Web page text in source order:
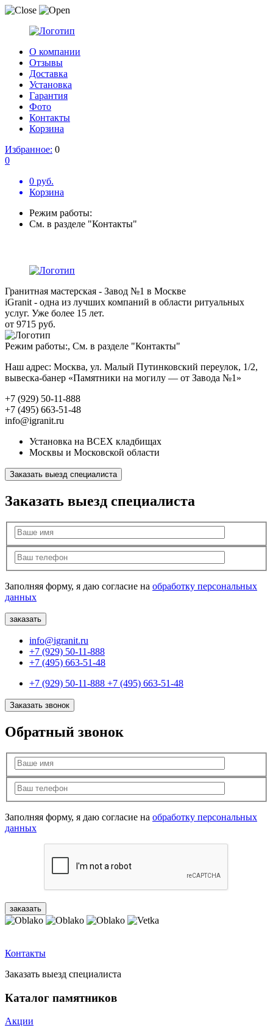
О компании
Отзывы
Доставка
Установка
Гарантия
Фото
Контакты
Корзина
Избранное: 0
0
0 руб.
Корзина
Режим работы:
См. в разделе "Контакты"
Гранитная мастерская - Завод №1 в Москве
iGranit - одна из лучших компаний в области ритуальных
услуг. Уже более 15 лет.
от 9715 руб.
Режим работы:, См. в разделе "Контакты"
Наш адрес: Москва, ул. Малый Путинковский переулок, 1/2,
вывеска-банер «Памятники на могилу — от Завода №1»
+7 (929) 50-11-888
+7 (495) 663-51-48
info@igranit.ru
Установка на ВСЕХ кладбищах
Москвы и Московской области
Заказать выезд специалиста
Заказать выезд специалиста
Заполняя форму, я даю согласие на обработку персональных
данных
info@igranit.ru
+7 (929) 50-11-888
+7 (495) 663-51-48
+7 (929) 50-11-888 +7 (495) 663-51-48
Заказать звонок
Обратный звонок
Заполняя форму, я даю согласие на обработку персональных
данных
Контакты
Заказать выезд специалиста
Каталог памятников
Акции